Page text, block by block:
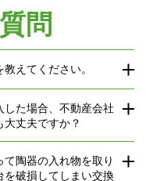
問
えてください。
した場合、不動産会社
丈夫ですか？
陶器の入れ物を取り
を破損してしまい交換